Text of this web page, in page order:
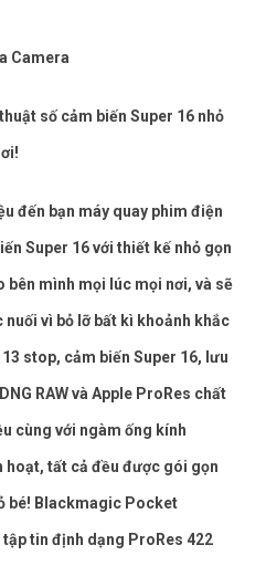
Camera
số cảm biến Super 16 nhỏ
đến bạn máy quay phim điện
Super 16 với thiết kế nhỏ gọn
bên mình mọi lúc mọi nơi, và sẽ
vì bỏ lỡ bất kì khoảnh khắc
stop, cảm biến Super 16, lưu
RAW và Apple ProRes chất
cùng với ngàm ống kính
tất cả đều được gói gọn
bé! Blackmagic Pocket
tin định dạng ProRes 422